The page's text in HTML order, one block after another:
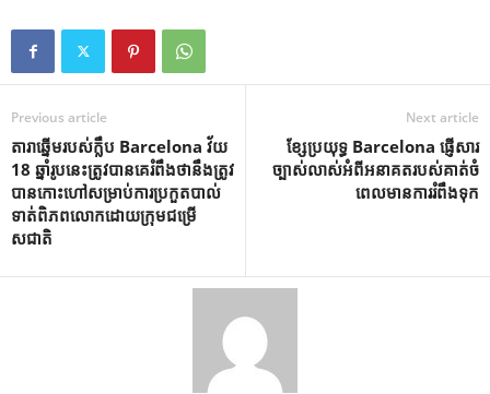
Previous article
តារាឆ្នើមរបស់ក្លឹប Barcelona វ័យ
18 ឆ្នាំរូបនេះត្រូវបានគេរំពឹងថានឹងត្រូវ
បានកោះហៅសម្រាប់ការប្រកួតបាល់
ទាត់ពិភពលោកដោយក្រុមជម្រើ
សជាតិ
Next article
ខ្សែប្រយុទ្ធ Barcelona ផ្ញើសារ
ច្បាស់លាស់អំពីអនាគតរបស់គាត់ចំ
ពេលមានការរំពឹងទុក